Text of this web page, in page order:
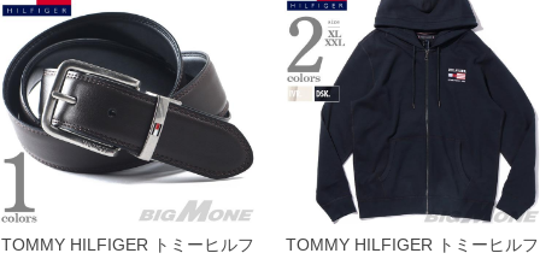
TOMMY HILFIGER トミーヒルフ
TOMMY HILFIGER トミーヒルフ